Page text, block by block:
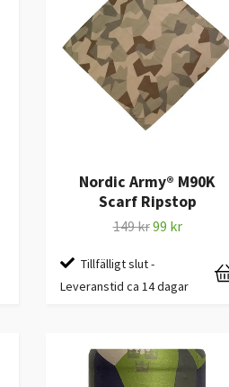
Nordic Army® M90K
Scarf Ripstop
149 kr99 kr
Tillfälligt slut -
Leveranstid ca 14 dagar